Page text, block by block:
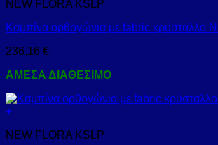
NEW FLORA KSLP
Καμπίνα ορθογώνια με fabric
236,16 €
ΑΜΕΣΑ ΔΙΑΘΕΣΙΜΟ
+
NEW FLORA KSLP